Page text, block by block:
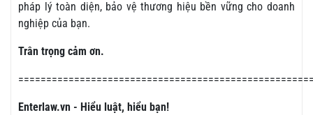
pháp lý toàn diện, bảo vệ thương hiệu bền vững cho doanh
nghiệp của bạn.
Trân trọng cảm ơn.
Enterlaw.vn - Hiểu luật, hiểu bạn!